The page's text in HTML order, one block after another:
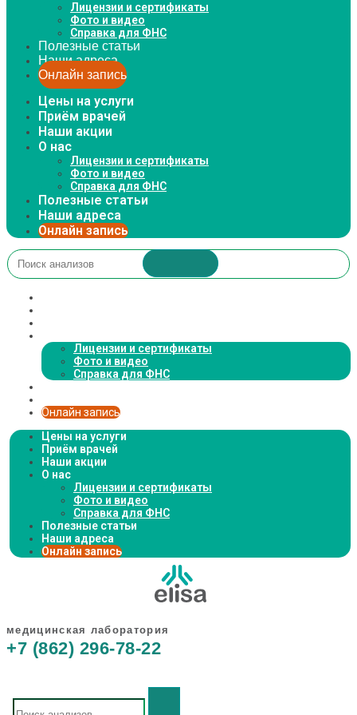
Лицензии и сертификаты
Фото и видео
Справка для ФНС
Полезные статьи
Наши адреса
Онлайн запись
Цены на услуги
Приём врачей
Наши акции
О нас
Лицензии и сертификаты
Фото и видео
Справка для ФНС
Полезные статьи
Наши адреса
Онлайн запись
Лицензии и сертификаты
Фото и видео
Справка для ФНС
Онлайн запись
Цены на услуги
Приём врачей
Наши акции
О нас
Лицензии и сертификаты
Фото и видео
Справка для ФНС
Полезные статьи
Наши адреса
Онлайн запись
медицинская лаборатория
+7 (862) 296-78-22